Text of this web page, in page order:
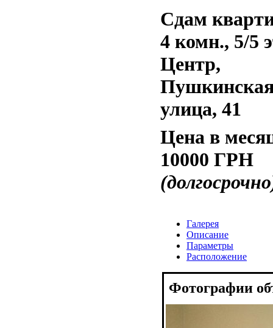
Сдам
4 комн., 5/5
Центр,
улица, 41
Цена в
10000 ГРН
Галерея
Описание
Параметры
Расположение
Фотографии